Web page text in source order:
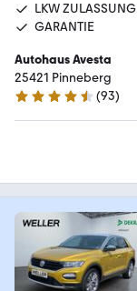
LKW ZULASSUNG
GARANTIE
Autohaus Avesta
25421 Pinneberg
4.6 Sterne
(93)